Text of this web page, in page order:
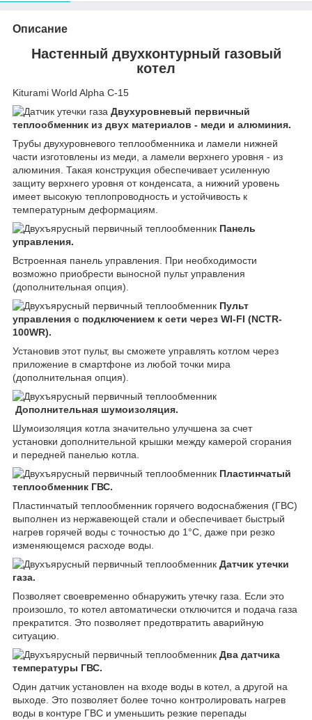
Описание
Настенный двухконтурный газовый
котел
Kiturami World Alpha C-15
Двухуровневый первичный
теплообменник из двух материалов - меди и алюминия.
Трубы двухуровневого теплообменника и ламели нижней
части изготовлены из меди, а ламели верхнего уровня - из
алюминия. Такая конструкция обеспечивает усиленную
защиту верхнего уровня от конденсата, а нижний уровень
имеет высокую теплопроводность и устойчивость к
температурным деформациям.
Панель
управления.
Встроенная панель управления. При необходимости
возможно приобрести выносной пульт управления
(дополнительная опция).
Пульт
управления с подключением к сети через WI-FI (NCTR-
100WR).
Установив этот пульт, вы сможете управлять котлом через
приложение в смартфоне из любой точки мира
(дополнительная опция).
Дополнительная шумоизоляция.
Шумоизоляция котла значительно улучшена за счет
установки дополнительной крышки между камерой сгорания
и передней панелью котла.
Пластинчатый
теплообменник ГВС.
Пластинчатый теплообменник горячего водоснабжения (ГВС)
выполнен из нержавеющей стали и обеспечивает быстрый
нагрев горячей воды с точностью до 1°C, даже при резко
изменяющемся расходе воды.
Датчик утечки
газа.
Позволяет своевременно обнаружить утечку газа. Если это
произошло, то котел автоматически отключится и подача газа
прекратится. Это позволяет предотвратить аварийную
ситуацию.
Два датчика
температуры ГВС.
Один датчик установлен на входе воды в котел, а другой на
выходе. Это позволяет более точно контролировать нагрев
воды в контуре ГВС и уменьшить резкие перепады